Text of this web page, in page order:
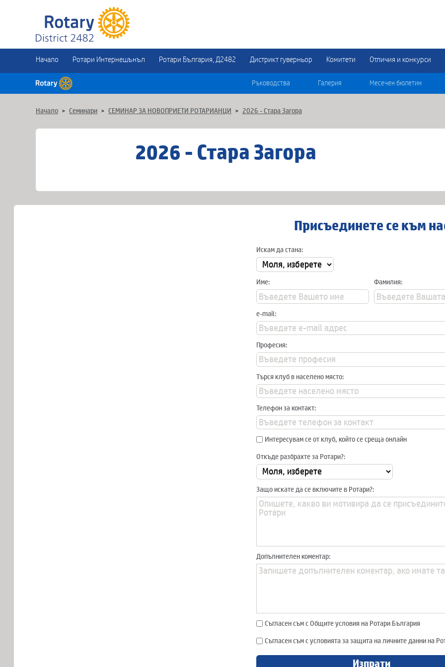
Начало Ротари Интернешънъл Ротари България, Д2482 Дистрикт гуверньор Комитети Отличия и конкурси
Ръководства Галерия Месечен бюлетин
Начало > Семинари > СЕМИНАР ЗА НОВОПРИЕТИ РОТАРИАНЦИ > 2026 - Стара Загора
2026 - Стара Загора
Присъединете се към
Искам да стана:
Име: Фамилия:
e-mail:
Професия:
Търся клуб в населено място:
Телефон за контакт:
Интересувам се от клуб, който се среща онлайн
Откъде разбрахте за Ротари?:
Защо искате да се включите в Ротари?:
Допълнителен коментар:
Съгласен съм с Общите условия на Ротари България
Съгласен съм с условията за защита на личните данни на
Изпрати